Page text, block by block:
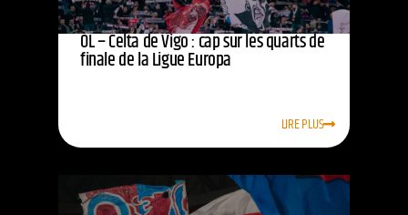
OL – Celta de Vigo : cap sur les quarts de
finale de la Ligue Europa
LIRE PLUS